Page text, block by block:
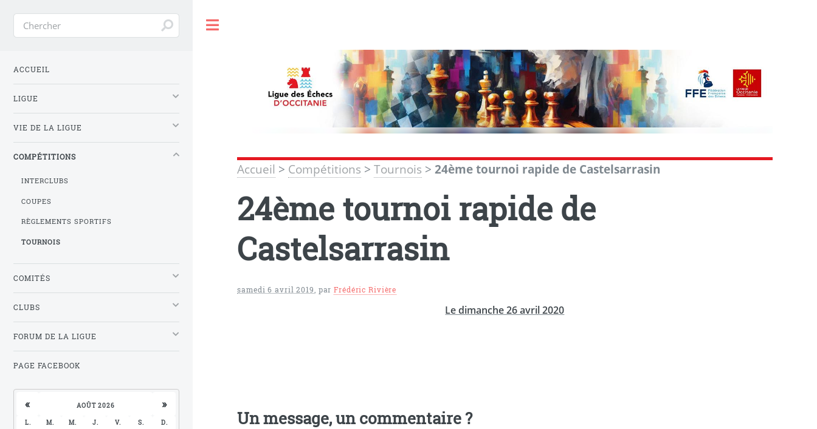
Accueil > Compétitions >Tournois >24ème tournoi rapide de Castelsarrasin
24ème tournoi rapide de
Castelsarrasin
samedi 6 avril 2019 parFrédéric Rivière
Le dimanche 26 avril 2020
Un message, un commentaire ?
ACCUEIL
LIGUE
VIE DE LA LIGUE
COMPÉTITIONS
INTERCLUBS
COUPES
RÈGLEMENTS SPORTIFS
TOURNOIS
COMITÉS
CLUBS
FORUM DE LA LIGUE
PAGE FACEBOOK
« AOÛT 2026 »
L. M. M. J. V. S. D.